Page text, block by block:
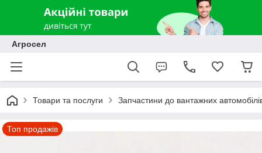
Агросел
Товари та послуги Запчастини до вантажних
Топ продажів